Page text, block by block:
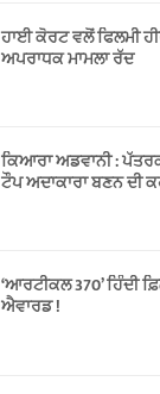
ਹਾਈ ਕੋਰਟ ਵਲੋਂ ਫਿਲਮੀ
ਅਪਰਾਧਕ ਮਾਮਲਾ ਰੱਦ
ਕਿਆਰਾ ਅਡਵਾਨੀ :
ਟੌਪ ਅਦਾਕਾਰਾ ਬਣਨ ਦੀ
‘ਆਰਟੀਕਲ 370’ ਹਿੰਦੀ
ਐਵਾਰਡ !